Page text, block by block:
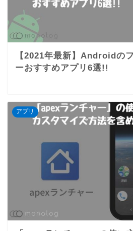
【2021年最新】Androidの
ーおすすめアプリ6選!!
アプリ